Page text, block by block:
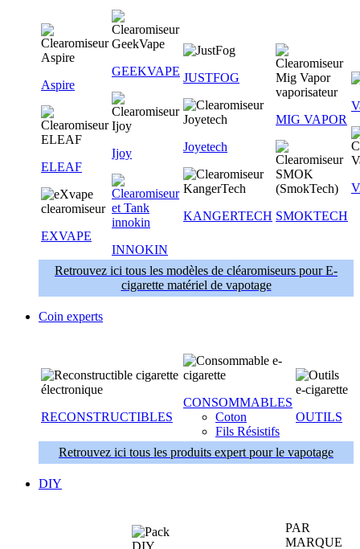
Aspire
ELEAF
EXVAPE
GEEKVAPE
Ijoy
INNOKIN
JUSTFOG
Joyetech
KANGERTECH
MIG VAPOR
SMOKTECH
Retrouvez ici tous les modèles de cléaromiseurs pour E-
cigarette matériel de vapotage
Coin experts
RECONSTRUCTIBLES
CONSOMMABLES
Coton
Fils Résistifs
OUTILS
Retrouvez ici tous les produits expert pour le vapotage
DIY
PAR
MARQUE